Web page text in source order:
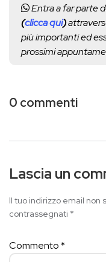
Entra a far parte
(clicca qui)
più importanti ed
prossimi
0 commenti
Lascia un
Il tuo indirizzo email non
contrassegnati *
Commento*